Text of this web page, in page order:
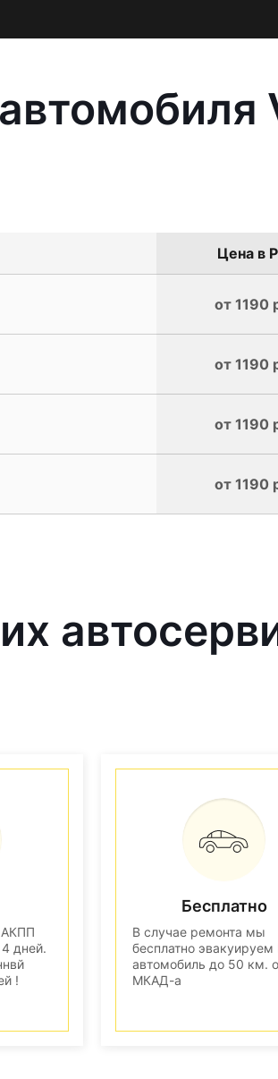
Цена в
от 1190
от 1190
от 1190
от 1190
АКПП
4 дней.
!
Бесплатно
В случае ремонта мы
бесплатно
автомобиль до 50 км.
МКАД-а